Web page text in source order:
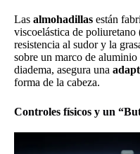
Las almohadillas están
viscoelástica de
resistencia al sudor y la
sobre un marco de
diadema, asegura una
forma de la cabeza.
Controles físicos y un